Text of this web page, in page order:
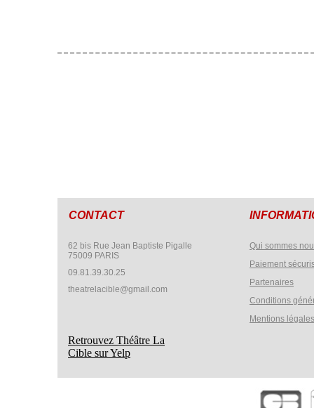
CONTACT
62 bis Rue Jean Baptiste Pigalle
75009 PARIS
09.81.39.30.25
theatrelacible@gmail.com
Retrouvez Théâtre La
Cible sur Yelp
Qui sommes
Paiement
Partenaires
Conditions
Mentions légales